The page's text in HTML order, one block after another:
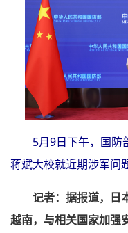
5月9日下午，国防
蒋斌大校就近期涉军问
记者：据报道，日
越南，与相关国家加强